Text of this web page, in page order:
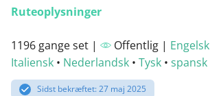
Ruteoplysninger
1196 gange set | Offentlig | Engelsk
Italiensk • Nederlandsk • Tysk • spansk
Sidst bekræftet: 27 maj 2025